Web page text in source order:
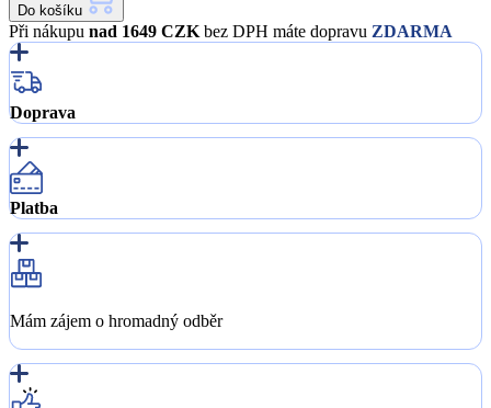
Do košíku
Při nákupu nad 1649 CZK bez DPH máte dopravu ZDARMA
Doprava
Platba
Mám zájem o hromadný odběr